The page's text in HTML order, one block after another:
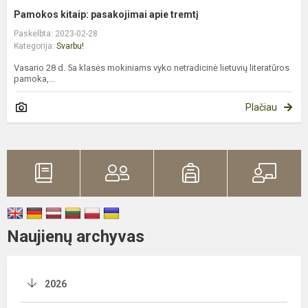
Pamokos kitaip: pasakojimai apie tremtį
Paskelbta: 2023-02-28
Kategorija: Svarbu!
Vasario 28 d. 5a klasės mokiniams vyko netradicinė lietuvių literatūros
pamoka,...
Plačiau
Naujienų archyvas
2026